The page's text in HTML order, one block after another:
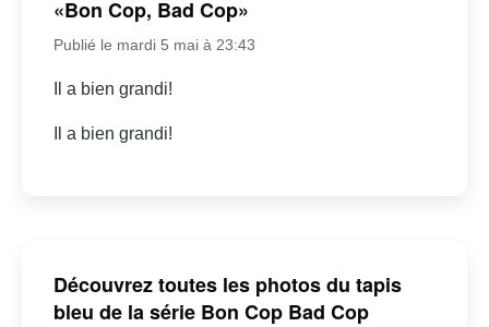
«Bon Cop, Bad Cop»
Publié le mardi 5 mai à 23:43
Il a bien grandi!
Il a bien grandi!
Découvrez toutes les photos du tapis
bleu de la série Bon Cop Bad Cop